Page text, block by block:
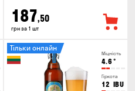
187,50
грн за 1 шт
Міцність
4.6 °
Гіркота
12 IBU
Тільки онлайн